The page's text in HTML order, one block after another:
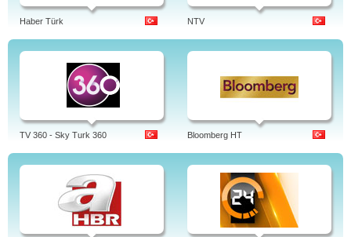
Haber Türk NTV
TV 360 - Sky Turk 360 Bloomberg HT